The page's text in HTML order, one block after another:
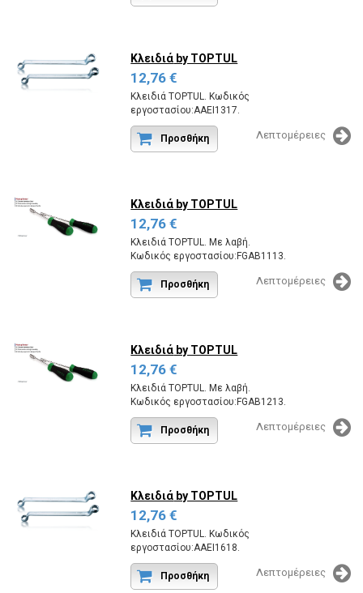
Κλειδιά by TOPTUL
12,76 €
Κλειδιά TOPTUL. Κωδικός
εργοστασίου:AAEI1317.
Προσθήκη Λεπτομέρειες
Κλειδιά by TOPTUL
12,76 €
Κλειδιά TOPTUL. Με λαβή.
Κωδικός εργοστασίου:FGAB1113.
Προσθήκη Λεπτομέρειες
Κλειδιά by TOPTUL
12,76 €
Κλειδιά TOPTUL. Με λαβή.
Κωδικός εργοστασίου:FGAB1213.
Προσθήκη Λεπτομέρειες
Κλειδιά by TOPTUL
12,76 €
Κλειδιά TOPTUL. Κωδικός
εργοστασίου:AAEI1618.
Προσθήκη Λεπτομέρειες